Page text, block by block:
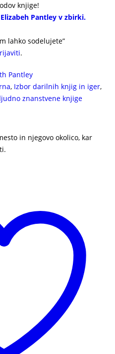
knjige!
Pantley v zbirki.
lahko sodelujete”
.
Pantley
, Izbor darilnih knjig in iger,
znanstvene knjige
in njegovo okolico, kar